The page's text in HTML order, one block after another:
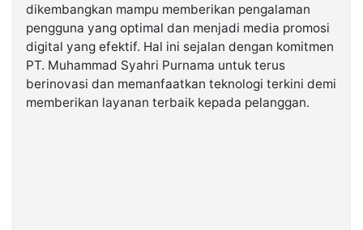
dikembangkan mampu memberikan pengalaman
pengguna yang optimal dan menjadi media promosi
digital yang efektif. Hal ini sejalan dengan komitmen
PT. Muhammad Syahri Purnama untuk terus
berinovasi dan memanfaatkan teknologi terkini demi
memberikan layanan terbaik kepada pelanggan.